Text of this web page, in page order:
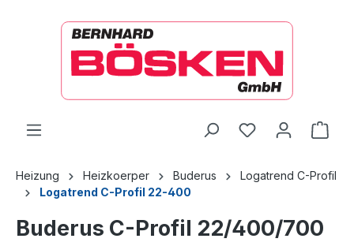
Heizung Heizkoerper Buderus
Logatrend C-Profil
Logatrend C-Profil 22-400
Buderus C-Profil 22/400/700